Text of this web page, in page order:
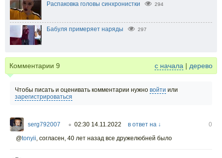
Распаковка головы синхронистки 294
Бабуля примеряет наряды 297
Комментарии 9 с начала | дерево
Чтобы писать и оценивать комментарии нужно войти или
зарегистрироваться
serg792007 ○ 02:30 14.11.2022 в ответ на ↓
0
@tonyii, согласен, 40 лет назад все дружелюбней было